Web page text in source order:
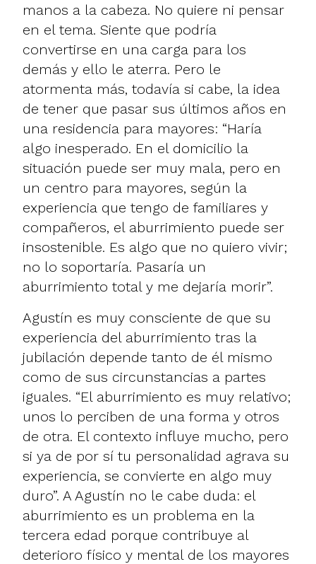
manos a la cabeza. No quiere ni pensar
en el tema. Siente que podría
convertirse en una carga para los
demás y ello le aterra. Pero le
atormenta más, todavía si cabe, la idea
de tener que pasar sus últimos años en
una residencia para mayores: “Haría
algo inesperado. En el domicilio la
situación puede ser muy mala, pero en
un centro para mayores, según la
experiencia que tengo de familiares y
compañeros, el aburrimiento puede ser
insostenible. Es algo que no quiero vivir;
no lo soportaría. Pasaría un
aburrimiento total y me dejaría morir”.
Agustín es muy consciente de que su
experiencia del aburrimiento tras la
jubilación depende tanto de él mismo
como de sus circunstancias a partes
iguales. “El aburrimiento es muy relativo;
unos lo perciben de una forma y otros
de otra. El contexto influye mucho, pero
si ya de por sí tu personalidad agrava su
experiencia, se convierte en algo muy
duro”. A Agustín no le cabe duda: el
aburrimiento es un problema en la
tercera edad porque contribuye al
deterioro físico y mental de los mayores